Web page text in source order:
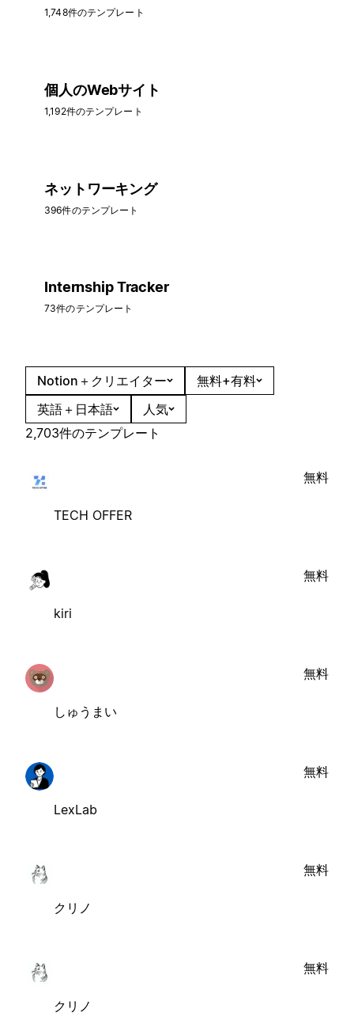
1,748件のテンプレート
個人のWebサイト
1,192件のテンプレート
ネットワーキング
396件のテンプレート
Internship Tracker
73件のテンプレート
Notion＋クリエイター
無料+有料
英語＋日本語
人気
2,703件のテンプレート
TECH OFFER
無料
kiri
無料
しゅうまい
無料
LexLab
無料
クリノ
無料
クリノ
無料